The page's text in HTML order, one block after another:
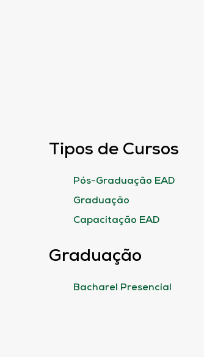
Tipos de Cursos
Pós-Graduação EAD
Graduação
Capacitação EAD
Graduação
Bacharel Presencial